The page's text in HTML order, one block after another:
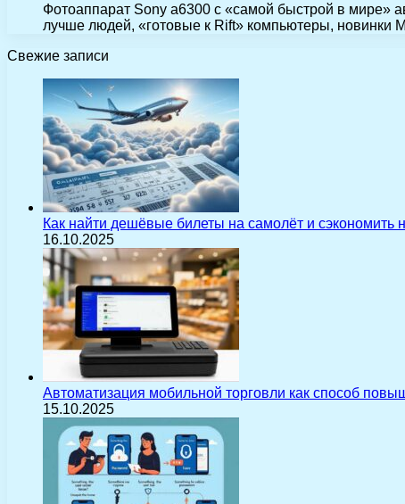
Фотоаппарат Sony a6300 с «самой быстрой в мире»
лучше людей, «готовые к Rift» компьютеры, новинки
Свежие записи
Как найти дешёвые билеты на самолёт и сэкономить
16.10.2025
Автоматизация мобильной торговли как способ
15.10.2025